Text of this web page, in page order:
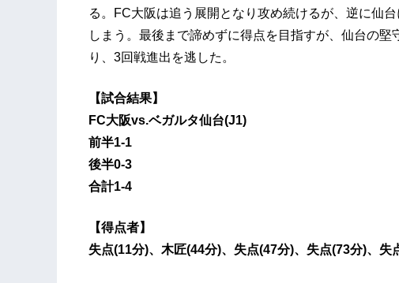
る。FC大阪は追う展開となり攻め続けるが、逆に仙
しまう。最後まで諦めずに得点を目指すが、仙台の
り、3回戦進出を逃した。
【試合結果】
FC大阪vs.ベガルタ仙台(J1)
前半1-1
後半0-3
合計1-4
【得点者】
失点(11分)、木匠(44分)、失点(47分)、失点(73分)、失